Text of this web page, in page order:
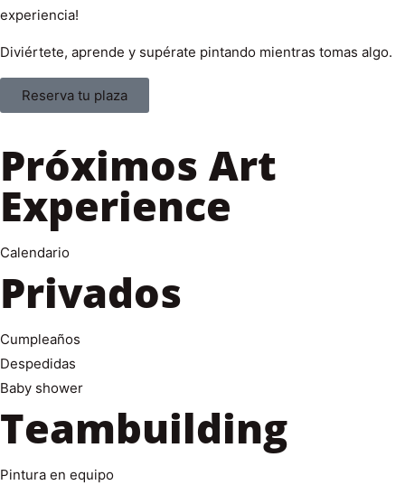
experiencia!
Diviértete, aprende y supérate pintando mientras tomas algo.
Reserva tu plaza
Próximos Art
Experience
Calendario
Privados
Cumpleaños
Despedidas
Baby shower
Teambuilding
Pintura en equipo